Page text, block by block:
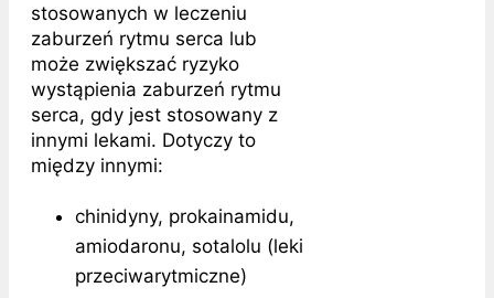
stosowanych w leczeniu
zaburzeń rytmu serca lub
może zwiększać ryzyko
wystąpienia zaburzeń rytmu
serca, gdy jest stosowany z
innymi lekami. Dotyczy to
między innymi:
chinidyny, prokainamidu,
amiodaronu, sotalolu (leki
przeciwarytmiczne)